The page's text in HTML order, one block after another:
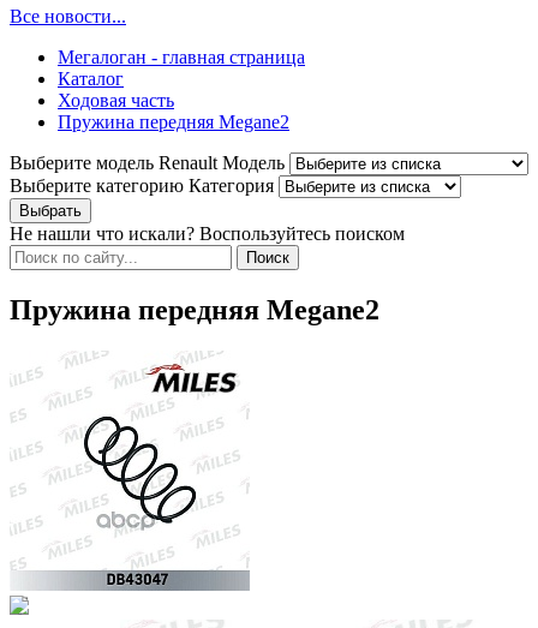
Все новости...
Мегалоган - главная страница
Каталог
Ходовая часть
Пружина передняя Megane2
Выберите модель Renault Модель
Выберите категорию Категория
Не нашли что искали? Воспользуйтесь поиском
Пружина передняя Megane2